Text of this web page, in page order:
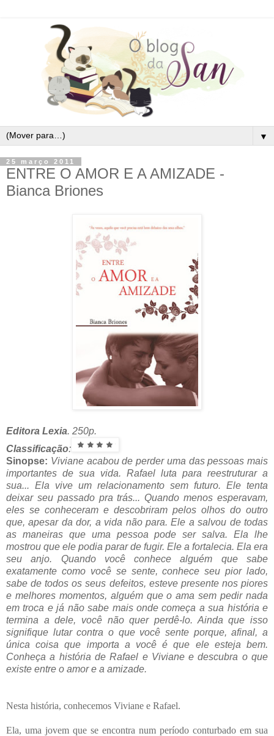
▼
25 março 2011
ENTRE O AMOR E A AMIZADE -
Bianca Briones
Editora Lexia. 250p.
Classificação:
Sinopse: Viviane acabou de perder uma das pessoas mais
importantes de sua vida. Rafael luta para reestruturar a
sua... Ela vive um relacionamento sem futuro. Ele tenta
deixar seu passado pra trás... Quando menos esperavam,
eles se conheceram e descobriram pelos olhos do outro
que, apesar da dor, a vida não para. Ele a salvou de todas
as maneiras que uma pessoa pode ser salva. Ela lhe
mostrou que ele podia parar de fugir. Ele a fortalecia. Ela era
seu anjo. Quando você conhece alguém que sabe
exatamente como você se sente, conhece seu pior lado,
sabe de todos os seus defeitos, esteve presente nos piores
e melhores momentos, alguém que o ama sem pedir nada
em troca e já não sabe mais onde começa a sua história e
termina a dele, você não quer perdê-lo. Ainda que isso
signifique lutar contra o que você sente porque, afinal, a
única coisa que importa a você é que ele esteja bem.
Conheça a história de Rafael e Viviane e descubra o que
existe entre o amor e a amizade.
Nesta história, conhecemos Viviane e Rafael.
Ela, uma jovem que se encontra num período conturbado em sua